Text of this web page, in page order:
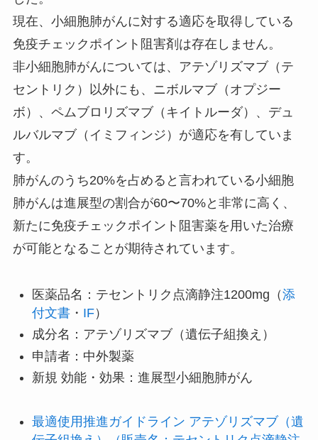
現在、小細胞肺がんに対する適応を取得している
免疫チェックポイント阻害剤は存在しません。
非小細胞肺がんについては、アテゾリズマブ（テ
セントリク）以外にも、ニボルマブ（オプジー
ボ）、ペムブロリズマブ（キイトルーダ）、デュ
ルバルマブ（イミフィンジ）が適応を有していま
す。
肺がんのうち20%を占めると言われている小細胞
肺がんは進展型の割合が60〜70%と非常に高く、
新たに免疫チェックポイント阻害薬を用いた治療
が可能となることが期待されています。
医薬品名：テセントリク点滴静注1200mg（添
付文書・ IF）
成分名：アテゾリズマブ（遺伝子組換え）
申請者：中外製薬
新規 効能・効果：進展型小細胞肺がん
最適使用推進ガイドライン アテゾリズマブ（遺